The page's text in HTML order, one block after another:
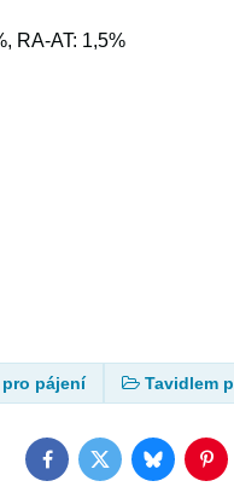
RA-AT: 1,5%
pro pájení Tavidlem
FacebookTwitterBluesky